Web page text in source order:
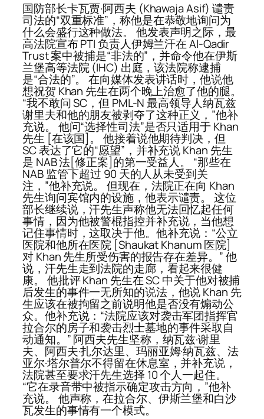
国防部长卡瓦贾·阿西夫 (Khawaja Asif) 谴责
司法的“双重标准”，称他是在恭敬地询问为
什么会盛行这种做法。 他发表声明之际，最
高法院宣布 PTI 负责人伊姆兰汗在 Al-Qadir
Trust 案中被捕是“非法的”，并命令他在伊斯
兰堡高等法院 (IHC) 出庭，该法院称逮捕
是“合法的”。 在向媒体发表讲话时，他说他
想祝贺 Khan 先生在两个晚上治愈了他的腿。
“我不敢问 SC，但 PML-N 最高领导人纳瓦兹
谢里夫和他的朋友被剥夺了这种正义，”他补
充说。 他问“选择性司法”是否只适用于 Khan
先生 [在该国]。 他接着说他期待判决，但
SC 表达了它的“愿望”，并补充说 Khan 先生
是 NAB 法[修正案]的第一受益人。 “那些在
NAB 监管下超过 90 天的人从未受到关
注，”他补充说。 但现在，法院正在向 Khan
先生询问宾馆内的设施，他表示谴责。 这位
部长继续说，汗先生声称他无法回忆起任何
事情，因为他被警棍指控并补充说，当他想
记住事情时，这取决于他。他补充说：“公立
医院和他所在医院 [Shaukat Khanum 医院]
对 Khan 先生所受伤害的报告存在差异。” 他
说，汗先生走到法院的走廊，看起来很健
康。 他批评 Khan 先生在 SC 中关于他对被捕
后发生的事件一无所知的说法，他说 Khan 先
生应该在被拘留之前说明他是否没有煽动公
众。他补充说：“法院应该对袭击军团指挥官
拉合尔的房子和袭击烈士墓地的事件采取自
动通知。” 阿西夫先生坚称，纳瓦兹·谢里
夫、阿西夫·扎尔达里、玛丽亚姆·纳瓦兹、法
亚尔·塔尔普尔不得留在休息室，并补充说，
法院甚至要求汗先生选择 10 个人一起住。
“它在录音带中被指示确定攻击方向，”他补
充说。 他声称，在拉合尔、伊斯兰堡和白沙
瓦发生的事情有一个模式。